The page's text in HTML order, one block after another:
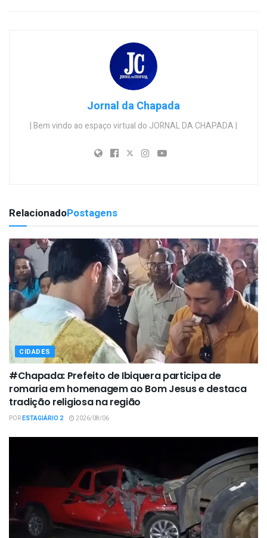
Jornal da Chapada
| Bem vindo ao espaço virtual do JORNAL DA CHAPADA |
RelacionadoPostagens
CIDADES
#Chapada: Prefeito de Ibiquera participa de
romaria em homenagem ao Bom Jesus e destaca
tradição religiosa na região
PORESTAGIÁRIO 2 2026/08/06